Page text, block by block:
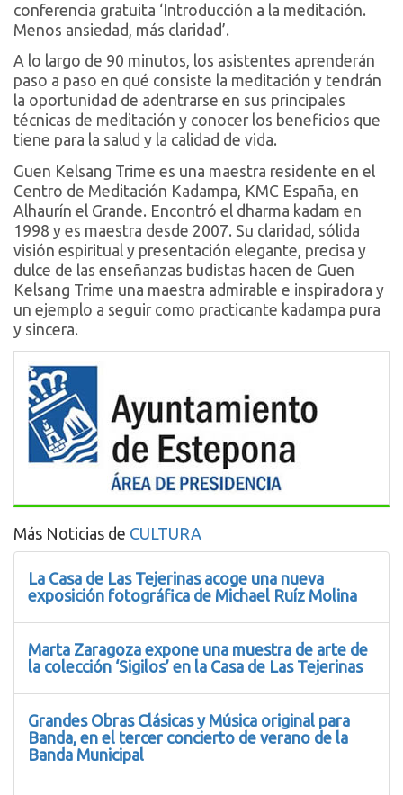
conferencia gratuita ‘Introducción a la meditación.
Menos ansiedad, más claridad’.
A lo largo de 90 minutos, los asistentes aprenderán
paso a paso en qué consiste la meditación y tendrán
la oportunidad de adentrarse en sus principales
técnicas de meditación y conocer los beneficios que
tiene para la salud y la calidad de vida.
Guen Kelsang Trime es una maestra residente en el
Centro de Meditación Kadampa, KMC España, en
Alhaurín el Grande. Encontró el dharma kadam en
1998 y es maestra desde 2007. Su claridad, sólida
visión espiritual y presentación elegante, precisa y
dulce de las enseñanzas budistas hacen de Guen
Kelsang Trime una maestra admirable e inspiradora y
un ejemplo a seguir como practicante kadampa pura
y sincera.
Más Noticias de CULTURA
La Casa de Las Tejerinas acoge una nueva
exposición fotográfica de Michael Ruíz Molina
Marta Zaragoza expone una muestra de arte de
la colección ‘Sigilos’ en la Casa de Las Tejerinas
Grandes Obras Clásicas y Música original para
Banda, en el tercer concierto de verano de la
Banda Municipal